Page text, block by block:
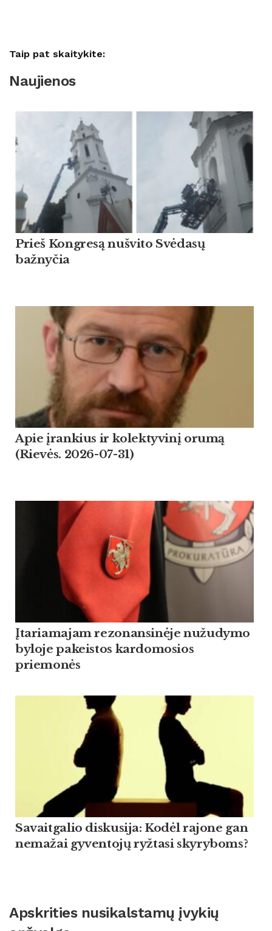
Taip pat skaitykite:
Naujienos
Prieš Kongresą nušvito Svėdasų
bažnyčia
Apie įrankius ir kolektyvinį orumą
(Rievės. 2026-07-31)
Įtariamajam rezonansinėje nužudymo
byloje pakeistos kardomosios
priemonės
Savaitgalio diskusija: Kodėl rajone gan
nemažai gyventojų ryžtasi skyryboms?
Apskrities nusikalstamų įvykių